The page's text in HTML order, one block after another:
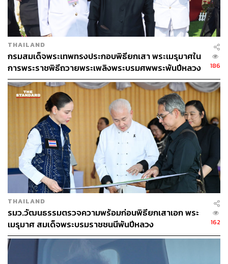
THAILAND
​กรมสมเด็จพระเทพทรงประกอบพิธียกเสา พระเมรุมาศใน
การพระราชพิธีถวายพระเพลิงพระบรมศพพระพันปีหลวง
186
THAILAND
รมว.วัฒนธรรมตรวจความพร้อมก่อนพิธียกเสาเอก พระ
เมรุมาศ สมเด็จพระบรมราชชนนีพันปีหลวง
162